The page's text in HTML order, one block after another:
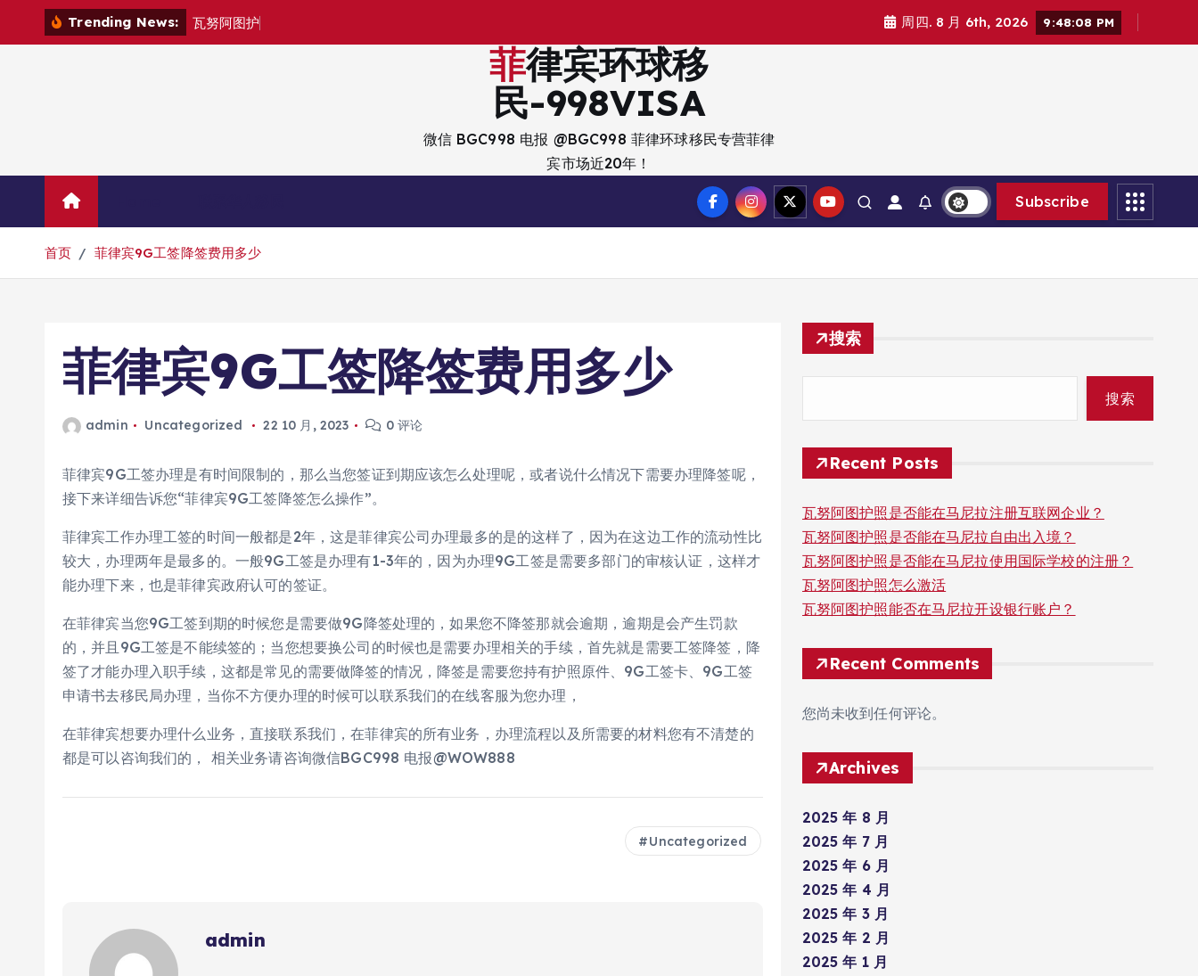
Trending News: 瓦努阿图护 周四. 8 月 6th, 2026 9:48:09 PM
菲律宾环球移
民-998VISA
微信 BGC998 电报 @BGC998 菲律环球移民专营菲律
宾市场近20年！
Subscribe
首页 菲律宾9G工签降签费用多少
菲律宾9G工签降签费用多少
admin Uncategorized 22 10 月, 2023 0 评论
菲律宾9G工签办理是有时间限制的，那么当您签证到期应该怎么处理呢，或者说什么情况下需要办理降签呢，
接下来详细告诉您“菲律宾9G工签降签怎么操作”。
菲律宾工作办理工签的时间一般都是2年，这是菲律宾公司办理最多的是的这样了，因为在这边工作的流动性比
较大，办理两年是最多的。一般9G工签是办理有1-3年的，因为办理9G工签是需要多部门的审核认证，这样才
能办理下来，也是菲律宾政府认可的签证。
在菲律宾当您9G工签到期的时候您是需要做9G降签处理的，如果您不降签那就会逾期，逾期是会产生罚款
的，并且9G工签是不能续签的；当您想要换公司的时候也是需要办理相关的手续，首先就是需要工签降签，降
签了才能办理入职手续，这都是常见的需要做降签的情况，降签是需要您持有护照原件、9G工签卡、9G工签
申请书去移民局办理，当你不方便办理的时候可以联系我们的在线客服为您办理，
在菲律宾想要办理什么业务，直接联系我们，在菲律宾的所有业务，办理流程以及所需要的材料您有不清楚的
都是可以咨询我们的， 相关业务请咨询微信BGC998 电报@WOW888
Uncategorized
admin
搜索
搜索
Recent Posts
瓦努阿图护照是否能在马尼拉注册互联网企业？
瓦努阿图护照是否能在马尼拉自由出入境？
瓦努阿图护照是否能在马尼拉使用国际学校的注册？
瓦努阿图护照怎么激活
瓦努阿图护照能否在马尼拉开设银行账户？
Recent Comments
您尚未收到任何评论。
Archives
2025 年 8 月
2025 年 7 月
2025 年 6 月
2025 年 4 月
2025 年 3 月
2025 年 2 月
2025 年 1 月